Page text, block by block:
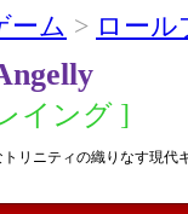
ーム > ロー
イング ]
リニティの織りなす現代